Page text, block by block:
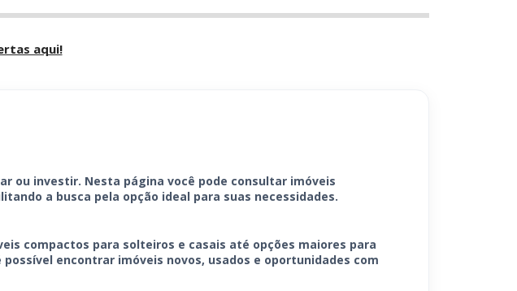
aqui!
ou investir. Nesta página você pode consultar imóveis
a busca pela opção ideal para suas necessidades.
compactos para solteiros e casais até opções maiores para
encontrar imóveis novos, usados e oportunidades com